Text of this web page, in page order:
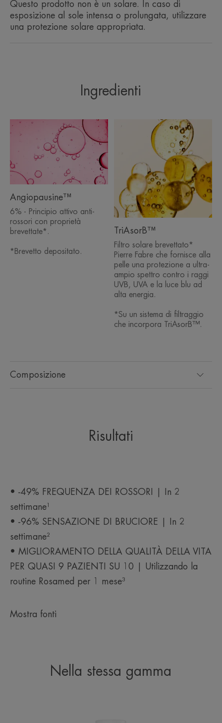
****Studio clinico, questionario sulla qualità della vita dei soggetti con
rosacea (ROSAQol), risultati relativi alla parte emotiva, 25 soggetti, 2
applicazioni al giorno della routine Rosamed (ROSAMED SPF50+
Concentrato Idratante Protettivo al mattino e ROSAMED Concentrato Rossori
Persistenti la sera) per 29 giorni.
Questo prodotto non è un solare. In caso di
esposizione al sole intensa o prolungata, utilizzare
una protezione solare appropriata.
Ingredienti
Composizione
Angiopausine™
6% - Principio attivo anti-
rossori con proprietà
brevettate*.
*Brevetto depositato.
TriAsorB™
Filtro solare brevettato*
Pierre Fabre che fornisce alla
pelle una protezione a ultra-
ampio spettro contro i raggi
UVB, UVA e la luce blu ad
alta energia.
*Su un sistema di filtraggio
che incorpora TriAsorB™.
Risultati
• -49% FREQUENZA DEI ROSSORI | In 2
settimane¹
• -96% SENSAZIONE DI BRUCIORE | In 2
settimane²
• MIGLIORAMENTO DELLA QUALITÀ DELLA VITA
PER QUASI 9 PAZIENTI SU 10 | Utilizzando la
routine Rosamed per 1 mese³
Mostra fonti
Nella stessa gamma